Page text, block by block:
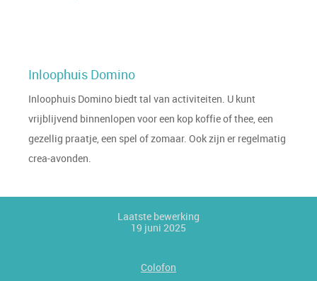
Inloophuis Domino
Inloophuis Domino biedt tal van activiteiten. U kunt
vrijblijvend binnenlopen voor een kop koffie of thee, een
gezellig praatje, een spel of zomaar. Ook zijn er regelmatig
crea-avonden.
Laatste bewerking
19 juni 2025
Colofon